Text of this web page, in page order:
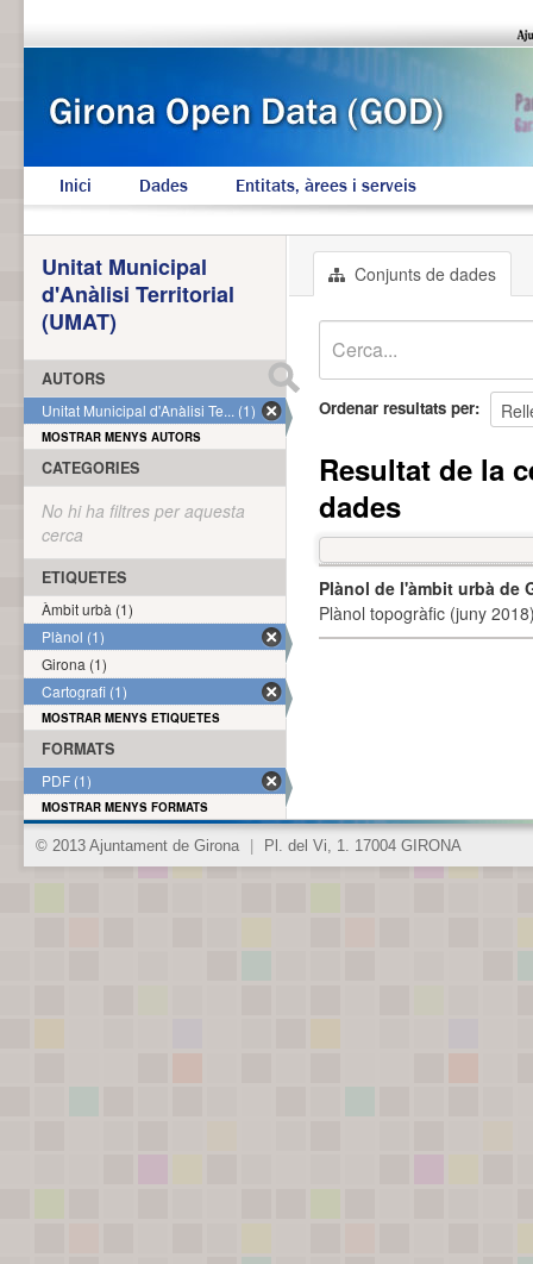
Inici Dades Entitats, àrees i serveis
Conjunts de dades
Ordenar resultats per
Resultat de la
dades
Plànol de l'àmbit urbà de
Plànol topogràfic (juny
Unitat Municipal
d'Anàlisi Territorial
(UMAT)
AUTORS
Unitat Municipal d'Anàlisi Te... (1)
MOSTRAR MENYS AUTORS
CATEGORIES
No hi ha filtres per aquesta
cerca
ETIQUETES
Àmbit urbà (1)
Plànol (1)
Girona (1)
Cartografi (1)
MOSTRAR MENYS ETIQUETES
FORMATS
PDF (1)
MOSTRAR MENYS FORMATS
© 2013 Ajuntament de Girona Pl. del Vi, 1. 17004 GIRONA